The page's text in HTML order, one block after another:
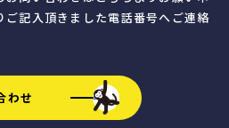
ご記入頂きました電話番号へご連絡
わせ